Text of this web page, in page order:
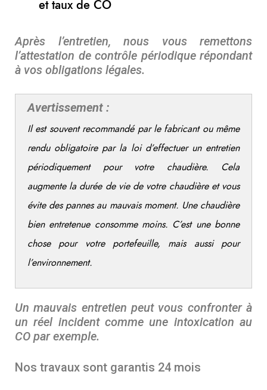
et taux de CO
Après l’entretien, nous vous remettons
l’attestation de contrôle périodique répondant
à vos obligations légales.
Avertissement :
Il est souvent recommandé par le fabricant ou même
rendu obligatoire par la loi d’effectuer un entretien
périodiquement pour votre chaudière. Cela
augmente la durée de vie de votre chaudière et vous
évite des pannes au mauvais moment. Une chaudière
bien entretenue consomme moins. C’est une bonne
chose pour votre portefeuille, mais aussi pour
l’environnement.
Un mauvais entretien peut vous confronter à
un réel incident comme une intoxication au
CO par exemple.
Nos travaux sont garantis 24 mois